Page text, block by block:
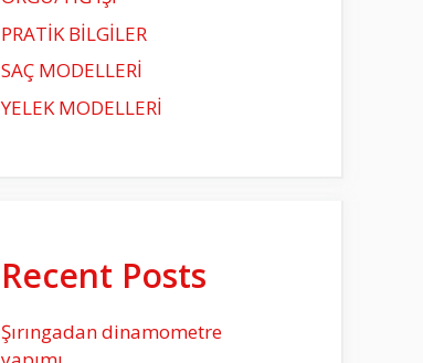
PRATİK BİLGİLER
SAÇ MODELLERİ
YELEK MODELLERİ
Recent Posts
Şırıngadan dinamometre